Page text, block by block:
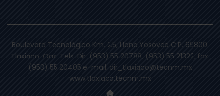
Boulevard Tecnológico Km. 2.5, Llano Yosovee C.P. 69800.
Tlaxiaco. Oax. Tels. Dir. (953) 55 20788, (953) 55 21322, fax:
(953) 55 20405 e-mail: dir_tlaxiaco@tecnm.mx
www.tlaxiaco.tecnm.mx